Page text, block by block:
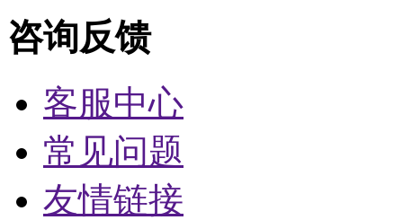
咨询反馈
客服中心
常见问题
友情链接